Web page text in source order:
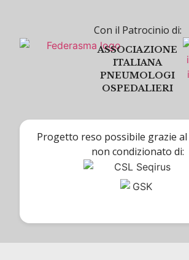
Con il Patrocinio di:
ASSOCIAZIONE
ITALIANA
PNEUMOLOGI
OSPEDALIERI
Progetto reso possibile grazie
non condizionato di: